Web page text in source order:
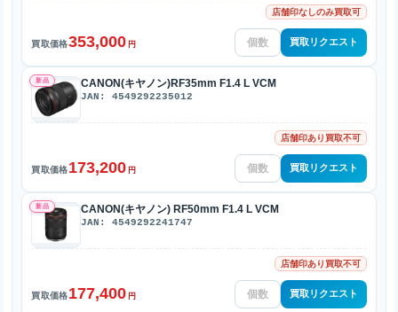
店舗印なしのみ買取可
買取価格353,000 円 買取リクエスト
新品 CANON(キヤノン)RF35mm F1.4 L VCM
JAN: 4549292235012
店舗印あり買取不可
買取価格173,200 円 買取リクエスト
新品 CANON(キヤノン) RF50mm F1.4 L VCM
JAN: 4549292241747
店舗印あり買取不可
買取価格177,400 円 買取リクエスト